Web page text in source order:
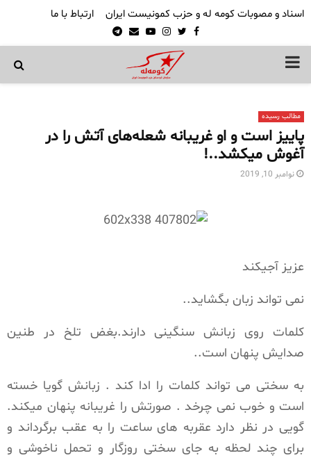
اسناد و مصوبات کومه له و حزب کمونیست ایران ارتباط با ما
Facebook
Twitter
Instagram
Youtube
Email
Telegram
PRIMARY
مطالب رسیده
پاییز است و او غریبانە شعلەهای آتش را در
آغوش میکشد..!
نوامبر 10, 2019
عزیز آجیکند
نمی تواند زبان بگشاید..
کلمات روی زبانش سنگینی دارند.بغض تلخ در طنین
صدایش پنهان است..
به سختی می تواند کلمات را ادا کند . زبانش گویا خسته
است و خوب نمی چرخد . صورتش را غریبانه پنهان میکند.
گویی در نظر دارد عقربه های ساعت را به عقب برگرداند و
برای چند لحظه به جای سختی روزگار و تحمل ناخوشی و